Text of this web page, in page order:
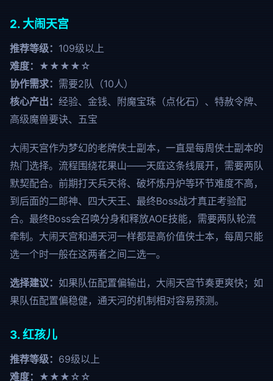
2. 大闹天宫
推荐等级： 109级以上
难度： ★★★★☆
协作需求： 需要2队（10人）
核心产出： 经验、金钱、附魔宝珠（点化石）、特赦令牌、
高级魔兽要诀、五宝
大闹天宫作为梦幻的老牌侠士副本，一直是每周侠士副本的
热门选择。流程围绕花果山——天庭这条线展开，需要两队
默契配合。前期打天兵天将、破坏炼丹炉等环节难度不高，
到后面的二郎神、四大天王、最终Boss战才真正考验配
合。最终Boss会召唤分身和释放AOE技能，需要两队轮流
牵制。大闹天宫和通天河一样都是高价值侠士本，每周只能
选一个时一般在这两者之间二选一。
选择建议： 如果队伍配置偏输出，大闹天宫节奏更爽快；如
果队伍配置偏稳健，通天河的机制相对容易预测。
3. 红孩儿
推荐等级： 69级以上
难度： ★★★☆☆